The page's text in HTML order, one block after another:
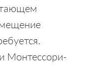
Монтессори-